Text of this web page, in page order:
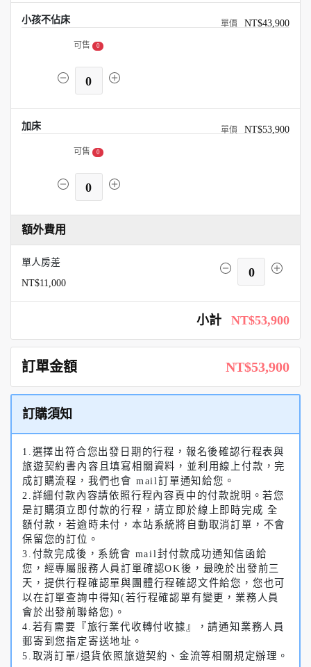
小孩不佔床 NT$43,900
可售 0
0
加床 NT$53,900
可售 0
0
額外費用
單人房差
NT$11,000
0
小計 NT$53,900
訂單金額 NT$53,900
訂購須知
1.選擇出符合您出發日期的行程，報名後確認行程表與
旅遊契約書內容且填寫相關資料，並利用線上付款，完
成訂購流程，我們也會 mail訂單通知給您。
2.詳細付款內容請依照行程內容頁中的付款說明。若您
是訂購須立即付款的行程，請立即於線上即時完成 全
額付款，若逾時未付，本站系統將自動取消訂單，不會
保留您的訂位。
3.付款完成後，系統會 mail封付款成功通知信函給
您，經專屬服務人員訂單確認OK後，最晚於出發前三
天，提供行程確認單與團體行程確認文件給您，您也可
以在訂單查詢中得知(若行程確認單有變更，業務人員
會於出發前聯絡您)。
4.若有需要『旅行業代收轉付收據』，請通知業務人員
郵寄到您指定寄送地址。
5.取消訂單/退貨依照旅遊契約、金流等相關規定辦理。